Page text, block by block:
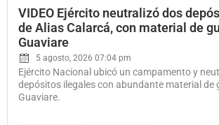
VIDEO Ejército neutralizó dos
de Alias Calarcá, con material de
Guaviare
on
5 agosto, 2026 07:04 pm
Ejército Nacional ubicó un campamento y
depósitos ilegales con abundante material de
Guaviare.